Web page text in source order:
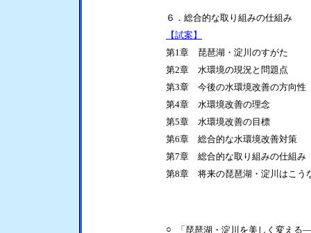
６．総合的な取り組みの仕組み
【試案】
第1章 琵琶湖・淀川のすがた
第2章 水環境の現況と問題点
第3章 今後の水環境改善の方向性
第4章 水環境改善の理念
第5章 水環境改善の目標
第6章 総合的な水環境改善対策
第7章 総合的な取り組みの仕組み
第8章 将来の琵琶湖・淀川はこう
○
「琵琶湖・淀川を美しく変え